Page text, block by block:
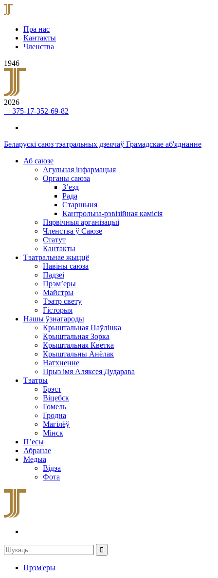
Пра нас
Кантакты
Членства
1946
2026
+375-17-352-69-82
Беларускі саюз тэатральных дзеячаў Грамадскае аб'яднанне
Аб саюзе
Агульная інфармацыя
Органы саюза
З’езд
Рада
Старшыня
Кантрольна-рэвізійная камісія
Пярвічныя арганізацыі
Членства ў Саюзе
Статут
Кантакты
Тэатральнае жыццё
Навіны саюза
Падзеі
Прэм’еры
Майстры
Тэатр свету
Гісторыя
Нашы ўзнагароды
Крыштальная Паўлінка
Крыштальная Зорка
Крыштальная Кветка
Крыштальны Анёлак
Натхненне
Прыз імя Аляксея Дударава
Тэатры
Брэст
Віцебск
Гомель
Гродна
Магілёў
Мінск
П’есы
Абранае
Медыа
Відэа
Фота
Прэм'еры